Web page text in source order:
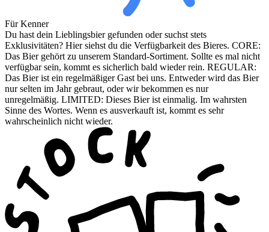
Für Kenner
Du hast dein Lieblingsbier gefunden oder suchst stets
Exklusivitäten? Hier siehst du die Verfügbarkeit des Bieres. CORE:
Das Bier gehört zu unserem Standard-Sortiment. Sollte es mal nicht
verfügbar sein, kommt es sicherlich bald wieder rein. REGULAR:
Das Bier ist ein regelmäßiger Gast bei uns. Entweder wird das Bier
nur selten im Jahr gebraut, oder wir bekommen es nur
unregelmäßig. LIMITED: Dieses Bier ist einmalig. Im wahrsten
Sinne des Wortes. Wenn es ausverkauft ist, kommt es sehr
wahrscheinlich nicht wieder.